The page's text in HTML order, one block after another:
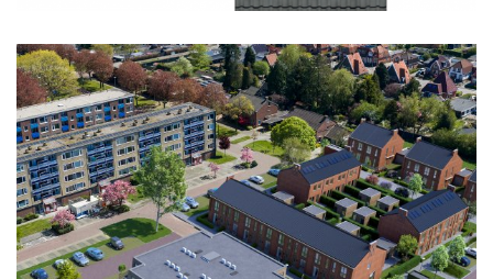
Parkeren
Parkeer mogelijkheden
Openbaar parkeren